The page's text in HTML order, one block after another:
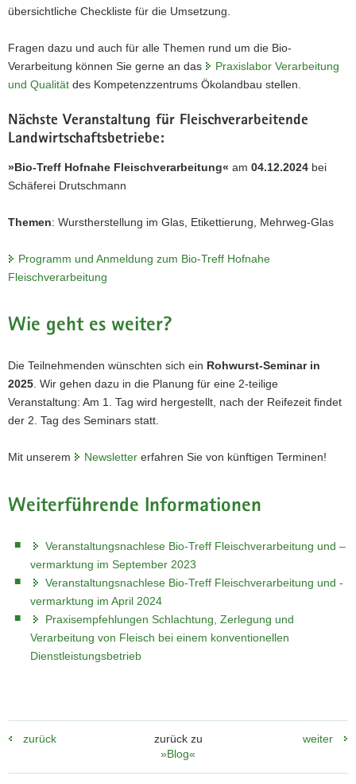
übersichtliche Checkliste für die Umsetzung.
Fragen dazu und auch für alle Themen rund um die Bio-
Verarbeitung können Sie gerne an das
Praxislabor Verarbeitung
und Qualität des Kompetenzzentrums Ökolandbau stellen.
Nächste Veranstaltung für Fleischverarbeitende
Landwirtschaftsbetriebe:
»Bio-Treff Hofnahe Fleischverarbeitung« am 04.12.2024 bei
Schäferei Drutschmann
Themen: Wurstherstellung im Glas, Etikettierung, Mehrweg-Glas
Programm und Anmeldung zum Bio-Treff Hofnahe
Fleischverarbeitung
Wie geht es weiter?
Die Teilnehmenden wünschten sich ein Rohwurst-Seminar in
2025 . Wir gehen dazu in die Planung für eine 2-teilige
Veranstaltung: Am 1. Tag wird hergestellt, nach der Reifezeit findet
der 2. Tag des Seminars statt.
Mit unserem Newsletter erfahren Sie von künftigen Terminen!
Weiterführende Informationen
Veranstaltungsnachlese Bio-Treff Fleischverarbeitung und –
vermarktung im September 2023
Veranstaltungsnachlese Bio-Treff Fleischverarbeitung und -
vermarktung im April 2024
Praxisempfehlungen Schlachtung, Zerlegung und
Verarbeitung von Fleisch bei einem konventionellen
Dienstleistungsbetrieb
zurück
zurück zu
»Blog«
weiter